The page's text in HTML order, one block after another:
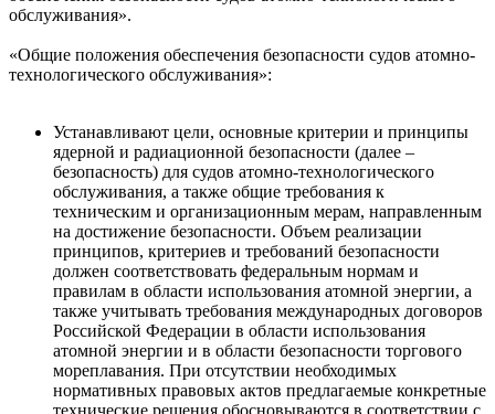
обслуживания».
«Общие положения обеспечения безопасности судов атомно-
технологического обслуживания»:
Устанавливают цели, основные критерии и принципы
ядерной и радиационной безопасности (далее –
безопасность) для судов атомно-технологического
обслуживания, а также общие требования к
техническим и организационным мерам, направленным
на достижение безопасности. Объем реализации
принципов, критериев и требований безопасности
должен соответствовать федеральным нормам и
правилам в области использования атомной энергии, а
также учитывать требования международных договоров
Российской Федерации в области использования
атомной энергии и в области безопасности торгового
мореплавания. При отсутствии необходимых
нормативных правовых актов предлагаемые конкретные
технические решения обосновываются в соответствии с